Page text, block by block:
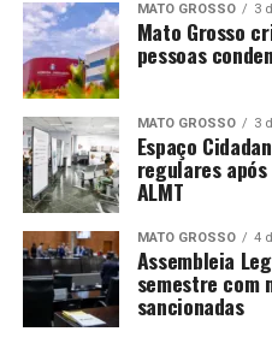
MATO GROSSO 3
Mato Grosso
pessoas
MATO GROSSO 3
Espaço
regulares
ALMT
MATO GROSSO 4
Assembleia
semestre com
sancionadas